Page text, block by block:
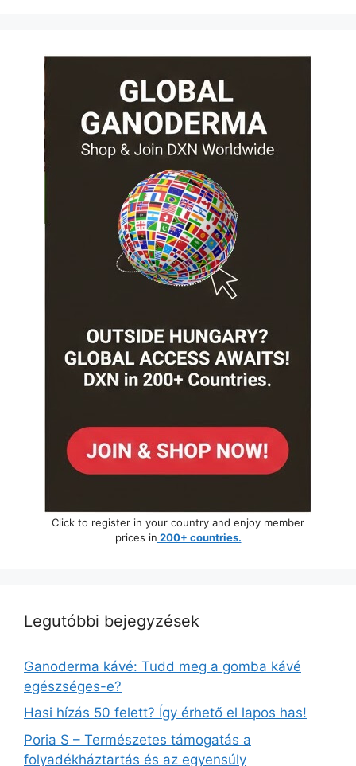
Click to register in your country and enjoy member
prices in 200+ countries.
Legutóbbi bejegyzések
Ganoderma kávé: Tudd meg a gomba kávé
egészséges-e?
Hasi hízás 50 felett? Így érhető el lapos has!
Poria S – Természetes támogatás a
folyadékháztartás és az egyensúly